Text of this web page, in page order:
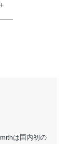
は国内初の